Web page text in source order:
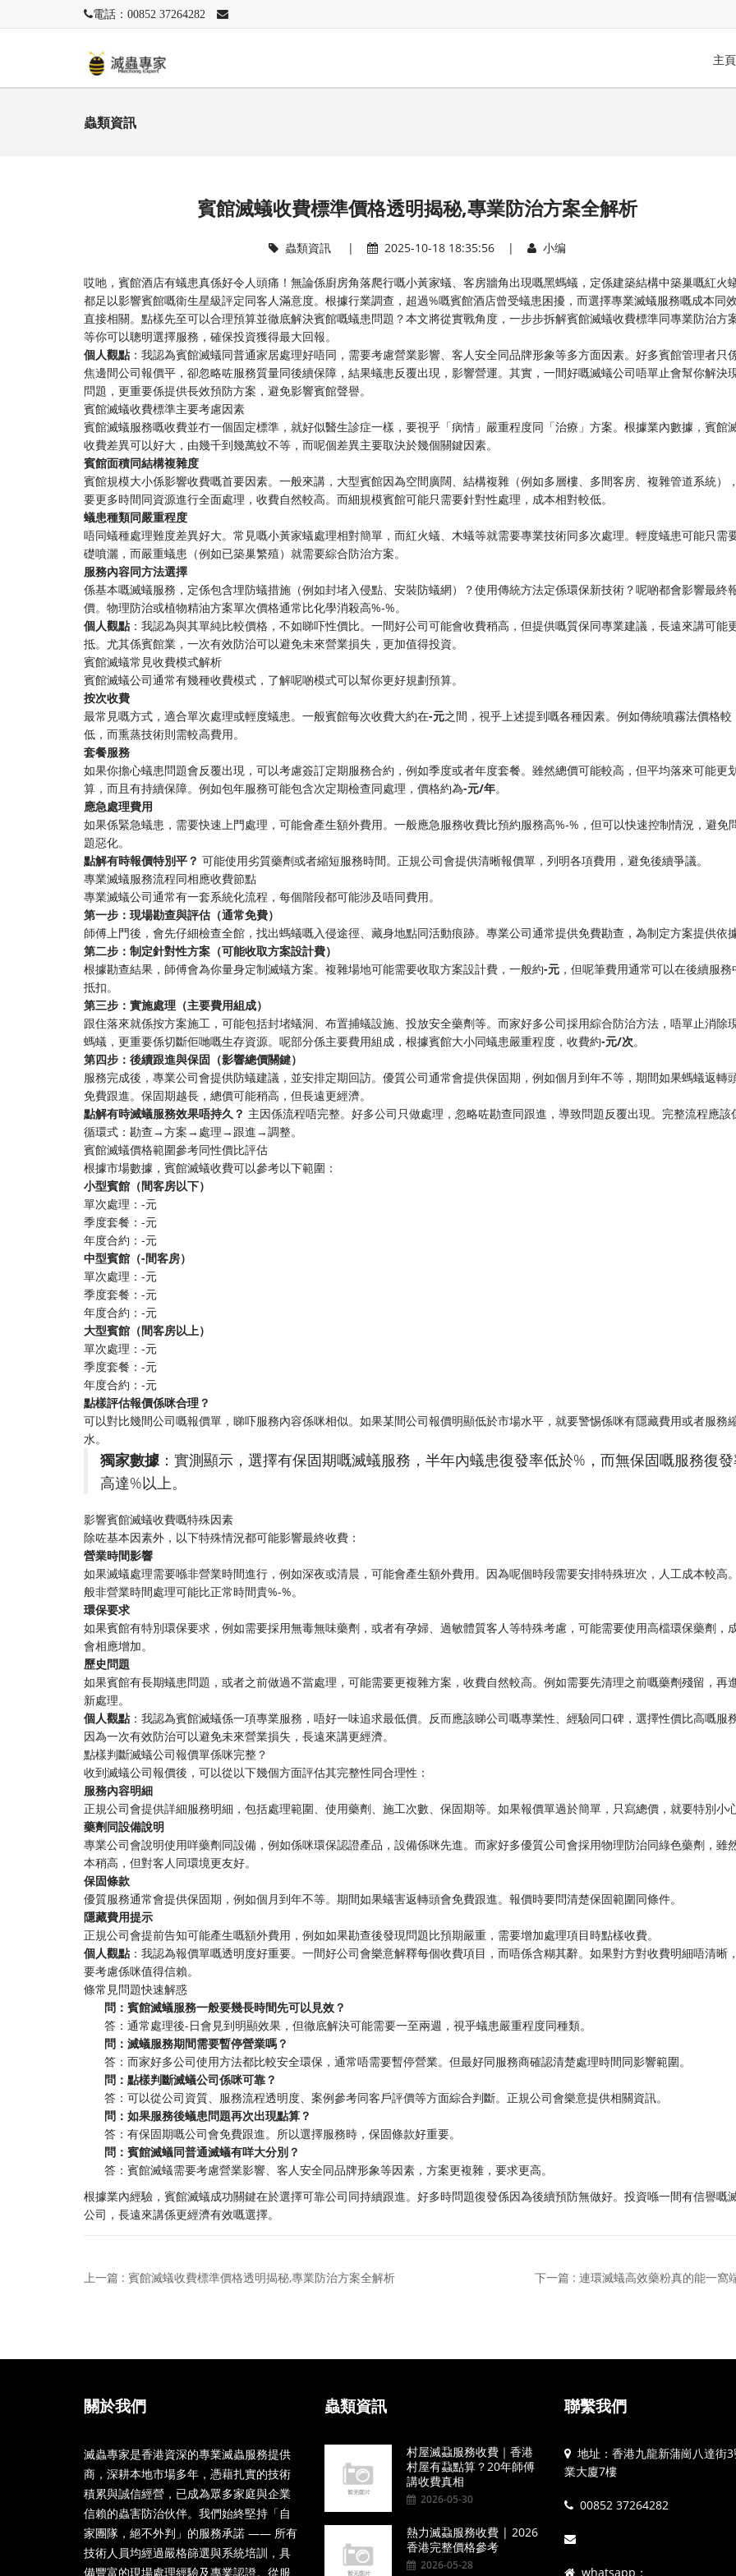
電話：00852 37264282
主頁
蟲類資訊
賓館滅蟻收費標準價格透明揭秘,專業防治方案全解析
蟲類資訊 | 2025-10-18 18:35:56 | 小编
哎吔，賓館酒店有蟻患真係好令人頭痛！無論係廚房角落爬行嘅小黃家蟻、客房牆角出現嘅黑螞蟻，定係建築結構中築巢嘅紅火
都足以影響賓館嘅衛生星級評定同客人滿意度。根據行業調查，超過%嘅賓館酒店曾受蟻患困擾，而選擇專業滅蟻服務嘅成本同
直接相關。點樣先至可以合理預算並徹底解決賓館嘅蟻患問題？本文將從實戰角度，一步步拆解賓館滅蟻收費標準同專業防治方
等你可以聰明選擇服務，確保投資獲得最大回報。
​個人觀點​ ：我認為賓館滅蟻同普通家居處理好唔同，需要考慮營業影響、客人安全同品牌形象等多方面因素。好多賓館管理者只
焦邊間公司報價平，卻忽略咗服務質量同後續保障，結果蟻患反覆出現，影響營運。其實，一間好嘅滅蟻公司唔單止會幫你解決
問題，更重要係提供長效預防方案，避免影響賓館聲譽。
賓館滅蟻收費標準主要考慮因素
賓館滅蟻服務嘅收費並冇一個固定標準，就好似醫生診症一樣，要視乎「病情」嚴重程度同「治療」方案。根據業內數據，賓館
收費差異可以好大，由幾千到幾萬蚊不等，而呢個差異主要取決於幾個關鍵因素。
​賓館面積同結構複雜度​
賓館規模大小係影響收費嘅首要因素。一般來講，大型賓館因為空間廣闊、結構複雜（例如多層樓、多間客房、複雜管道系統）
要更多時間同資源進行全面處理，收費自然較高。而細規模賓館可能只需要針對性處理，成本相對較低。
​蟻患種類同嚴重程度​
唔同蟻種處理難度差異好大。常見嘅小黃家蟻處理相對簡單，而紅火蟻、木蟻等就需要專業技術同多次處理。輕度蟻患可能只需
礎噴灑，而嚴重蟻患（例如已築巢繁殖）就需要綜合防治方案。
​服務內容同方法選擇​
係基本嘅滅蟻服務，定係包含埋防蟻措施（例如封堵入侵點、安裝防蟻網）？使用傳統方法定係環保新技術？呢啲都會影響最終
價。物理防治或植物精油方案單次價格通常比化學消殺高%-%。
​個人觀點​ ：我認為與其單純比較價格，不如睇吓性價比。一間好公司可能會收費稍高，但提供嘅質保同專業建議，長遠來講可能
抵。尤其係賓館業，一次有效防治可以避免未來營業損失，更加值得投資。
賓館滅蟻常見收費模式解析
賓館滅蟻公司通常有幾種收費模式，了解呢啲模式可以幫你更好規劃預算。
​按次收費​
最常見嘅方式，適合單次處理或輕度蟻患。一般賓館每次收費大約在​​-元​​之間，視乎上述提到嘅各種因素。例如傳統噴霧法價格較
低，而熏蒸技術則需較高費用。
​套餐服務​
如果你擔心蟻患問題會反覆出現，可以考慮簽訂定期服務合約，例如季度或者年度套餐。雖然總價可能較高，但平均落來可能更
算，而且有持續保障。例如包年服務可能包含次定期檢查同處理，價格約為​​-元/年​​。
​應急處理費用​
如果係緊急蟻患，需要快速上門處理，可能會產生額外費用。一般應急服務收費比預約服務高%-%，但可以快速控制情況，避免
題惡化。
​點解有時報價特別平？​ ​ 可能使用劣質藥劑或者縮短服務時間。正規公司會提供清晰報價單，列明各項費用，避免後續爭議。
專業滅蟻服務流程同相應收費節點
專業滅蟻公司通常有一套系統化流程，每個階段都可能涉及唔同費用。
​第一步：現場勘查與評估（通常免費）​
師傅上門後，會先仔細檢查全館，找出螞蟻嘅入侵途徑、藏身地點同活動痕跡。專業公司通常提供免費勘查，為制定方案提供依據
​第二步：制定針對性方案（可能收取方案設計費）​
根據勘查結果，師傅會為你量身定制滅蟻方案。複雜場地可能需要收取方案設計費，一般約​​-元​ ，但呢筆費用通常可以在後續服務
抵扣。
​第三步：實施處理（主要費用組成）​
跟住落來就係按方案施工，可能包括封堵蟻洞、布置捕蟻設施、投放安全藥劑等。而家好多公司採用綜合防治方法，唔單止消除
螞蟻，更重要係切斷佢哋嘅生存資源。呢部分係主要費用組成，根據賓館大小同蟻患嚴重程度，收費約​​-元/次​​。
​第四步：後續跟進與保固（影響總價關鍵）​
服務完成後，專業公司會提供防蟻建議，並安排定期回訪。優質公司通常會提供保固期，例如個月到年不等，期間如果螞蟻返轉
免費跟進。保固期越長，總價可能稍高，但長遠更經濟。
​點解有時滅蟻服務效果唔持久？​
主因係流程唔完整。好多公司只做處理，忽略咗勘查同跟進，導致問題反覆出現。完整流程應該
循環式：勘查→方案→處理→跟進→調整。
賓館滅蟻價格範圍參考同性價比評估
根據市場數據，賓館滅蟻收費可以參考以下範圍：
​小型賓館（間客房以下）​
單次處理：-元
季度套餐：-元
年度合約：-元
​中型賓館（-間客房）​
單次處理：-元
季度套餐：-元
年度合約：-元
​大型賓館（間客房以上）​
單次處理：-元
季度套餐：-元
年度合約：-元
​點樣評估報價係咪合理？​
可以對比幾間公司嘅報價單，睇吓服務內容係咪相似。如果某間公司報價明顯低於市場水平，就要警惕係咪有隱藏費用或者服務
水。
​獨家數據​ ：實測顯示，選擇有保固期嘅滅蟻服務，半年內蟻患復發率低於%，而無保固嘅服務復
高達%以上。
影響賓館滅蟻收費嘅特殊因素
除咗基本因素外，以下特殊情況都可能影響最終收費：
​營業時間影響​
如果滅蟻處理需要喺非營業時間進行，例如深夜或清晨，可能會產生額外費用。因為呢個時段需要安排特殊班次，人工成本較高
般非營業時間處理可能比正常時間貴%-%。
​環保要求​
如果賓館有特別環保要求，例如需要採用無毒無味藥劑，或者有孕婦、過敏體質客人等特殊考慮，可能需要使用高檔環保藥劑，
會相應增加。
​歷史問題​
如果賓館有長期蟻患問題，或者之前做過不當處理，可能需要更複雜方案，收費自然較高。例如需要先清理之前嘅藥劑殘留，再
新處理。
​個人觀點​ ：我認為賓館滅蟻係一項專業服務，唔好一味追求最低價。反而應該睇公司嘅專業性、經驗同口碑，選擇性價比高嘅服務
因為一次有效防治可以避免未來營業損失，長遠來講更經濟。
點樣判斷滅蟻公司報價單係咪完整？
收到滅蟻公司報價後，可以從以下幾個方面評估其完整性同合理性：
​服務內容明細​
正規公司會提供詳細服務明細，包括處理範圍、使用藥劑、施工次數、保固期等。如果報價單過於簡單，只寫總價，就要特別小心
​藥劑同設備說明​
專業公司會說明使用咩藥劑同設備，例如係咪環保認證產品，設備係咪先進。而家好多優質公司會採用物理防治同綠色藥劑，雖
本稍高，但對客人同環境更友好。
​保固條款​
優質服務通常會提供保固期，例如個月到年不等。期間如果蟻害返轉頭會免費跟進。報價時要問清楚保固範圍同條件。
​隱藏費用提示​
正規公司會提前告知可能產生嘅額外費用，例如如果勘查後發現問題比預期嚴重，需要增加處理項目時點樣收費。
​個人觀點​ ：我認為報價單嘅透明度好重要。一間好公司會樂意解釋每個收費項目，而唔係含糊其辭。如果對方對收費明細唔清晰
要考慮係咪值得信賴。
條常見問題快速解惑
​問：賓館滅蟻服務一般要幾長時間先可以見效？​
答：通常處理後-日會見到明顯效果，但徹底解決可能需要一至兩週，視乎蟻患嚴重程度同種類。
​問：滅蟻服務期間需要暫停營業嗎？​
答：而家好多公司使用方法都比較安全環保，通常唔需要暫停營業。但最好同服務商確認清楚處理時間同影響範圍。
​問：點樣判斷滅蟻公司係咪可靠？​
答：可以從公司資質、服務流程透明度、案例參考同客戶評價等方面綜合判斷。正規公司會樂意提供相關資訊。
​問：如果服務後蟻患問題再次出現點算？​
答：有保固期嘅公司會免費跟進。所以選擇服務時，保固條款好重要。
​問：賓館滅蟻同普通滅蟻有咩大分別？​
答：賓館滅蟻需要考慮營業影響、客人安全同品牌形象等因素，方案更複雜，要求更高。
根據業內經驗，賓館滅蟻成功關鍵在於選擇可靠公司同持續跟進。好多時問題復發係因為後續預防無做好。投資喺一間有信譽嘅
公司，長遠來講係更經濟有效嘅選擇。
上一篇 : 賓館滅蟻收費標準價格透明揭秘,專業防治方案全解析 下一篇 : 連環滅蟻高效藥粉真的能一窩
關於我們
滅蟲專家是香港資深的專業滅蟲服務提供
商，深耕本地市場多年，憑藉扎實的技術
積累與誠信經營，已成為眾多家庭與企業
信賴的蟲害防治伙伴。我們始終堅持「自
家團隊，絕不外判」的服務承諾 —— 所有
技術人員均經過嚴格篩選與系統培訓，具
備豐富的現場處理經驗及專業認證。從服
蟲類資訊
村屋滅蝨服務收費｜香港
村屋有蝨點算？20年師傅
講收費真相
2026-05-30
熱力滅蝨服務收費 | 2026
香港完整價格參考
2026-05-28
聯繫我們
地址：香港九龍新蒲崗八達街
業大廈7樓
00852 37264282
whatsapp：